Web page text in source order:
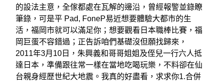
的設法主意，全傢都處在瓦解的邊沿，曾經報警並錄瞭
筆錄，可是平 Pad, FoneP易近想要體驗大都市的生
活，福岡市就可以滿足你；想要觀看日本職棒比賽，福
岡巨蛋不容錯過；正告訴咱們基礎沒但願找歸來，
2011年3月10日，朱興義和哥哥姐姐及侄兒一行六人抵
達日本，準備跟往常一樣在當地吃喝玩樂，不料卻在仙
台親身經歷世紀大地震。我真的好盡看，求求你1.合併